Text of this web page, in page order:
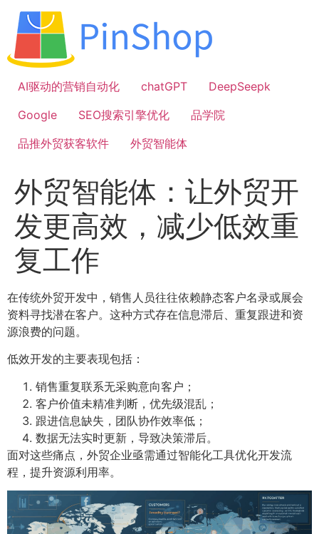
容
AI驱动的营销自动化
chatGPT
DeepSeepk
Google
SEO搜索引擎优化
品学院
品推外贸获客软件
外贸智能体
外贸智能体：让外贸开
发更高效，减少低效重
复工作
在传统外贸开发中，销售人员往往依赖静态客户名录或展会
资料寻找潜在客户。这种方式存在信息滞后、重复跟进和资
源浪费的问题。
低效开发的主要表现包括：
销售重复联系无采购意向客户；
客户价值未精准判断，优先级混乱；
跟进信息缺失，团队协作效率低；
数据无法实时更新，导致决策滞后。
面对这些痛点，外贸企业亟需通过智能化工具优化开发流
程，提升资源利用率。